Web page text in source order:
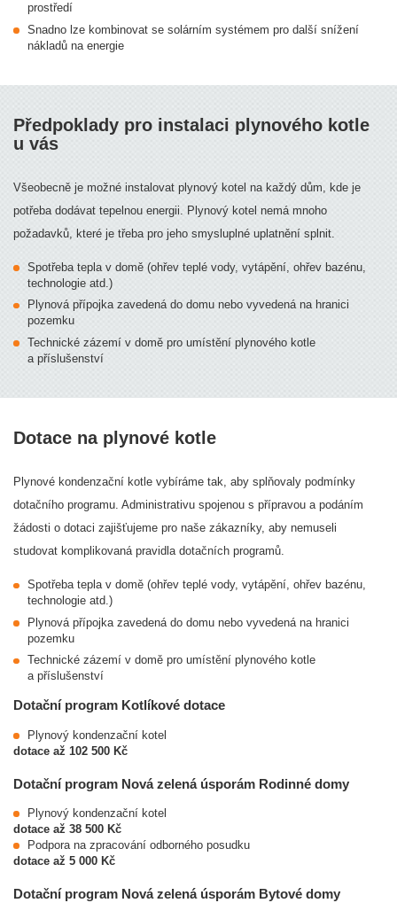
prostředí
Snadno lze kombinovat se solárním systémem pro další snížení
nákladů na energie
Předpoklady pro instalaci plynového kotle
u vás
Všeobecně je možné instalovat plynový kotel na každý dům, kde je
potřeba dodávat tepelnou energii. Plynový kotel nemá mnoho
požadavků, které je třeba pro jeho smysluplné uplatnění splnit.
Spotřeba tepla v domě (ohřev teplé vody, vytápění, ohřev bazénu,
technologie atd.)
Plynová přípojka zavedená do domu nebo vyvedená na hranici
pozemku
Technické zázemí v domě pro umístění plynového kotle
a příslušenství
Dotace na plynové kotle
Plynové kondenzační kotle vybíráme tak, aby splňovaly podmínky
dotačního programu. Administrativu spojenou s přípravou a podáním
žádosti o dotaci zajišťujeme pro naše zákazníky, aby nemuseli
studovat komplikovaná pravidla dotačních programů.
Spotřeba tepla v domě (ohřev teplé vody, vytápění, ohřev bazénu,
technologie atd.)
Plynová přípojka zavedená do domu nebo vyvedená na hranici
pozemku
Technické zázemí v domě pro umístění plynového kotle
a příslušenství
Dotační program Kotlíkové dotace
Plynový kondenzační kotel
dotace až 102 500 Kč
Dotační program Nová zelená úsporám Rodinné domy
Plynový kondenzační kotel
dotace až 38 500 Kč
Podpora na zpracování odborného posudku
dotace až 5 000 Kč
Dotační program Nová zelená úsporám Bytové domy